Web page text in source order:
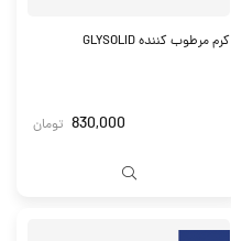
کرم مرطوب کننده GLYSOLID
830,000 تومان